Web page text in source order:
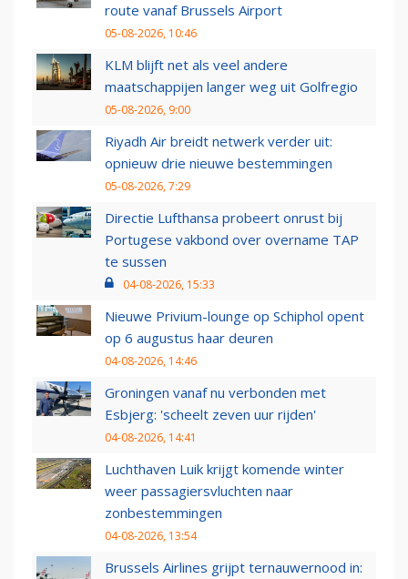
route vanaf Brussels Airport
05-08-2026, 10:46
KLM blijft net als veel andere
maatschappijen langer weg uit Golfregio
05-08-2026, 9:00
Riyadh Air breidt netwerk verder uit:
opnieuw drie nieuwe bestemmingen
05-08-2026, 7:29
Directie Lufthansa probeert onrust bij
Portugese vakbond over overname TAP
te sussen
04-08-2026, 15:33
Nieuwe Privium-lounge op Schiphol opent
op 6 augustus haar deuren
04-08-2026, 14:46
Groningen vanaf nu verbonden met
Esbjerg: 'scheelt zeven uur rijden'
04-08-2026, 14:41
Luchthaven Luik krijgt komende winter
weer passagiersvluchten naar
zonbestemmingen
04-08-2026, 13:54
Brussels Airlines grijpt ternauwernood in: